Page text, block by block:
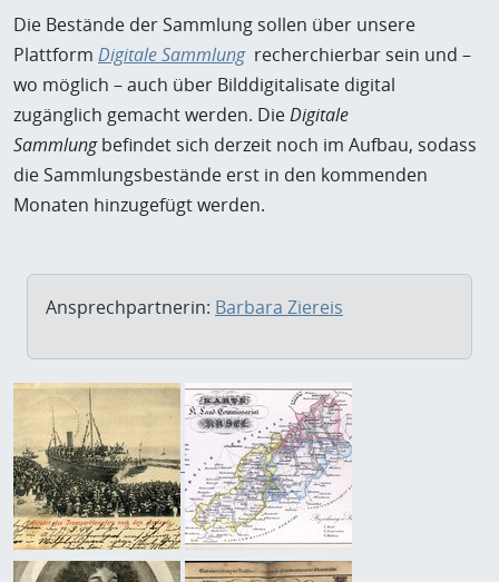
Die Bestände der Sammlung sollen über unsere
Plattform Digitale Sammlung recherchierbar sein und –
wo möglich – auch über Bilddigitalisate digital
zugänglich gemacht werden. DieDigitale
Sammlungbefindet sich derzeit noch im Aufbau, sodass
die Sammlungsbestände erst in den kommenden
Monaten hinzugefügt werden.
Ansprechpartnerin: Barbara Ziereis